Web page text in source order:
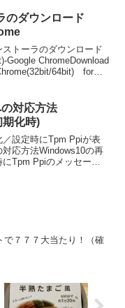
ったので、確認方法...
のダウンロード
トーラのダウンロード
Google ChromeDownload
64bit) for
対応方法
化時)
／設定時にTpm Ppiが表
応方法Windows10の再
Tpm Ppiのメッセージ
で７７７大当たり！（確